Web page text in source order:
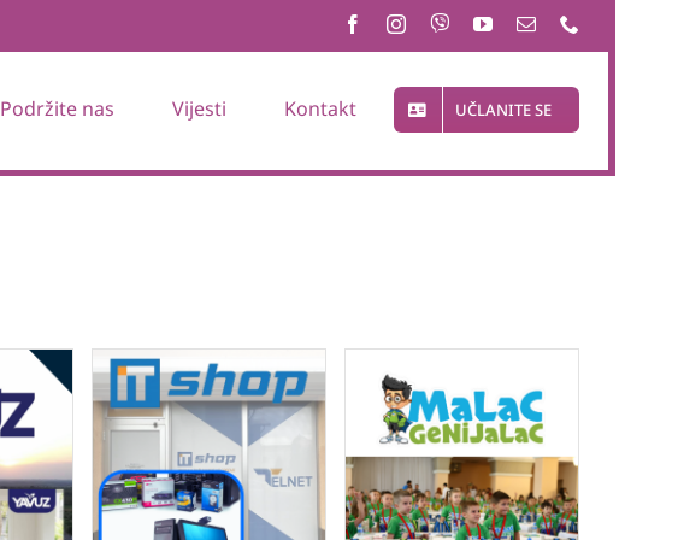
Podržite nas Vijesti Kontakt UČLANITE SE